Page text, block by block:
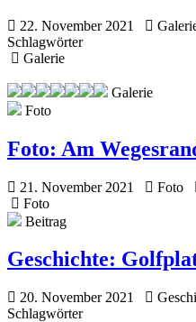
22. November 2021
Schlagwörter
Galerie
Galerie
Foto
Foto: Am
21. November 2021 Foto
Foto
Beitrag
Geschichte:
20. November 2021
Schlagwörter